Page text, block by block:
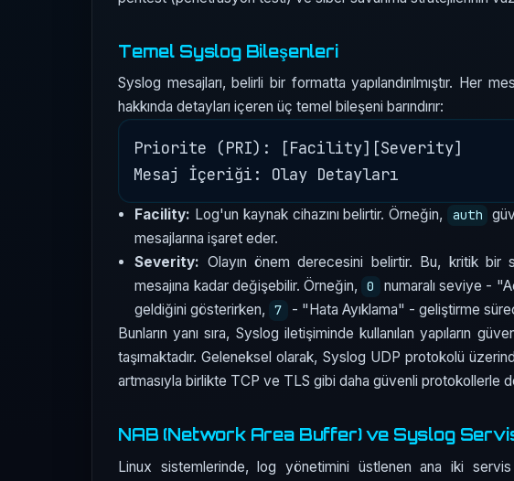
Temel Syslog Bileşenleri
Syslog mesajları, belirli bir formatta yapılandırılmıştır. Her
hakkında detayları içeren üç temel bileşeni barındırır:
Priorite (PRI): [Facility][Severity]
Facility: Log'un kaynak cihazını belirtir. Örneğin, auth
mesajlarına işaret eder.
Severity: Olayın önem derecesini belirtir. Bu, kritik bir
mesajına kadar değişebilir. Örneğin,
0
numaralı seviye -
geldiğini gösterirken,
7
- "Hata Ayıklama" - geliştirme
Bunların yanı sıra, Syslog iletişiminde kullanılan yapıların
taşımaktadır. Geleneksel olarak, Syslog UDP protokolü
artmasıyla birlikte TCP ve TLS gibi daha güvenli protokollerle
NAB (Network Area Buffer) ve Syslog
Linux sistemlerinde, log yönetimini üstlenen ana iki servis